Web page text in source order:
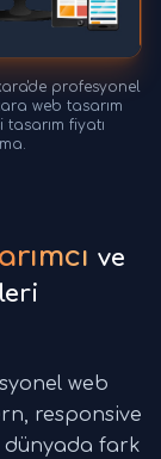
profesyonel
web tasarım
fiyatı
ve
web
responsive
dünyada fark